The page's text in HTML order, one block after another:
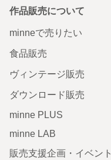
作品販売について
minneで売りたい
食品販売
ヴィンテージ販売
ダウンロード販売
minne PLUS
minne LAB
販売支援企画・イベント